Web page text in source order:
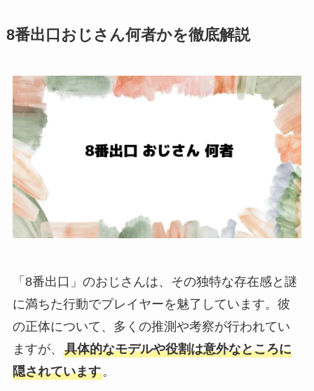
8番出口おじさん何者かを徹底解説
「8番出口」のおじさんは、その独特な存在感と謎
に満ちた行動でプレイヤーを魅了しています。彼
の正体について、多くの推測や考察が行われてい
ますが、 具体的なモデルや役割は意外なところに
隠されています。